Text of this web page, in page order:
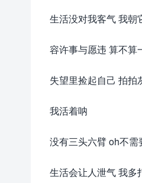
生活没对我客气 我朝
容许事与愿违 算不算
失望里捡起自己 拍拍
我活着呐
没有三头六臂 oh不需
生活会让人泄气 我多